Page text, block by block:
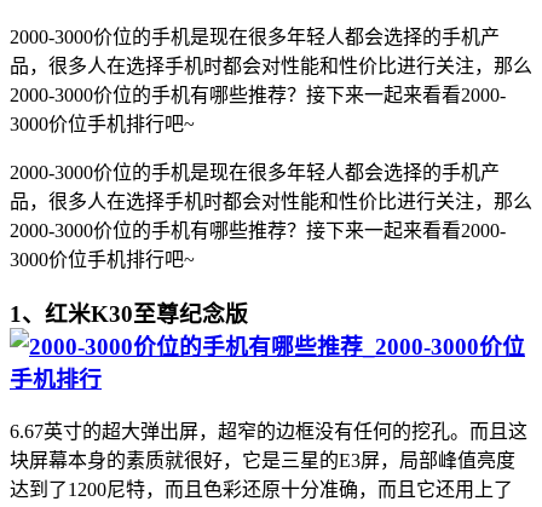
2000-3000价位的手机是现在很多年轻人都会选择的手机产
品，很多人在选择手机时都会对性能和性价比进行关注，那么
2000-3000价位的手机有哪些推荐？接下来一起来看看2000-
3000价位手机排行吧~
2000-3000价位的手机是现在很多年轻人都会选择的手机产
品，很多人在选择手机时都会对性能和性价比进行关注，那么
2000-3000价位的手机有哪些推荐？接下来一起来看看2000-
3000价位手机排行吧~
1、红米K30至尊纪念版
6.67英寸的超大弹出屏，超窄的边框没有任何的挖孔。而且这
块屏幕本身的素质就很好，它是三星的E3屏，局部峰值亮度
达到了1200尼特，而且色彩还原十分准确，而且它还用上了